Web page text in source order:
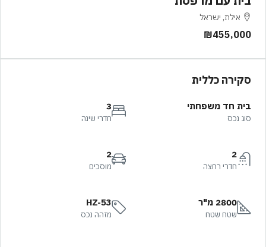
אילת, ישראל
₪455,000
סקירה כללית
בית חד משפחתי
סוג נכס
3
חדרי שינה
2
חדרי רחצה
2
מוסכים
2800 מ"ר
שטח שטח
HZ-53
מזהה נכס